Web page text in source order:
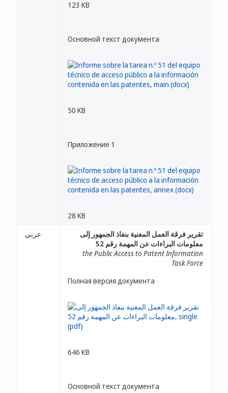
123 KB
Основной текст документа
50 KB
Приложение 1
28 KB
عربي
تقرير فرقة العمل المعنية بنفاذ الجمهور إلى
معلومات البراءات عن المهمة رقم 52
the Public Access to Patent Information
Task Force
Полная версия документа
646 KB
Основной текст документа